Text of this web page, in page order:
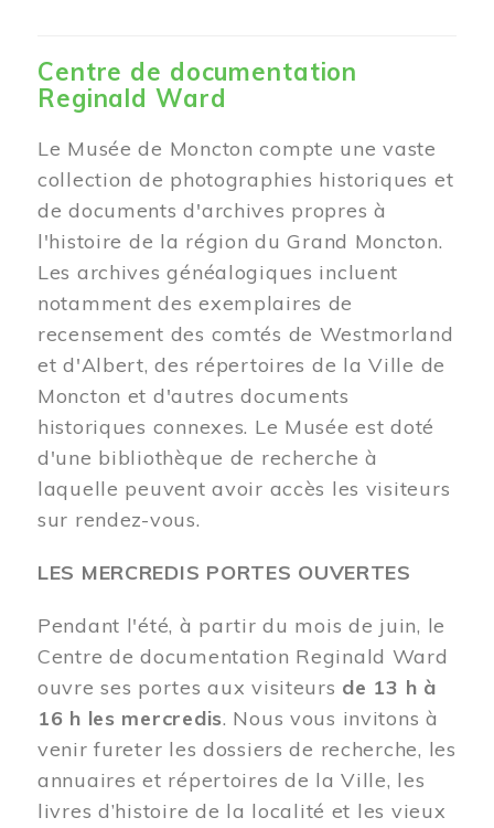
Centre de documentation
Reginald Ward
Le Musée de Moncton compte une vaste
collection de photographies historiques et
de documents d'archives propres à
l'histoire de la région du Grand Moncton.
Les archives généalogiques incluent
notamment des exemplaires de
recensement des comtés de Westmorland
et d'Albert, des répertoires de la Ville de
Moncton et d'autres documents
historiques connexes. Le Musée est doté
d'une bibliothèque de recherche à
laquelle peuvent avoir accès les visiteurs
sur rendez-vous.
LES MERCREDIS PORTES OUVERTES
Pendant l'été, à partir du mois de juin, le
Centre de documentation Reginald Ward
ouvre ses portes aux visiteurs de 13 h à
16 h les mercredis. Nous vous invitons à
venir fureter les dossiers de recherche, les
annuaires et répertoires de la Ville, les
livres d’histoire de la localité et les vieux